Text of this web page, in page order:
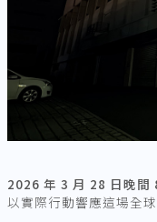
2026 年 3 月 28 日晚間
以實際行動響應這場全球